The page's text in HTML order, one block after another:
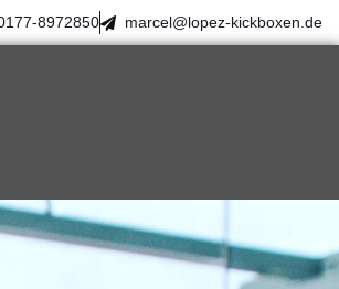
8972850 marcel@lopez-kickboxen.de